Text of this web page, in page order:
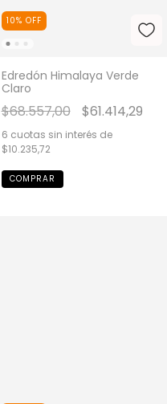
10% OFF
Edredón Himalaya Verde
Claro
$68.557,00 $61.414,29
6 cuotas sin interés de
$10.235,72
COMPRAR